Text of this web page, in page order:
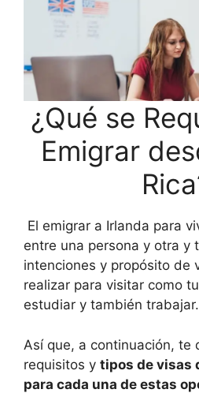
¿Qué se
Emigrar
El emigrar a Irlanda para
entre una persona y otra y
intenciones y propósito de
realizar para visitar como
estudiar y también trabajar.
Así que, a continuación, te
requisitos y tipos de visas
para cada una de estas